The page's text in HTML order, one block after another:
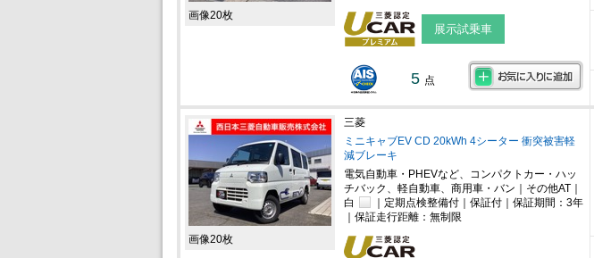
画像20枚
展示試乗車
5 点
画像20枚
三菱
ミニキャブEV CD 20kWh 4シーター 衝突被害軽
減ブレーキ
電気自動車・PHEVなど、コンパクトカー・ハッ
チバック、軽自動車、商用車・バン｜その他AT｜
白
｜定期点検整備付｜保証付｜保証期間：3年
｜保証走行距離：無制限